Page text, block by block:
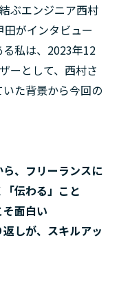
ぶエンジニア西村
がインタビュー
私は、2023年12
ーとして、西村さ
た背景から今回の
、フリーランスに
伝わる」こと
そ面白い
しが、スキルアッ